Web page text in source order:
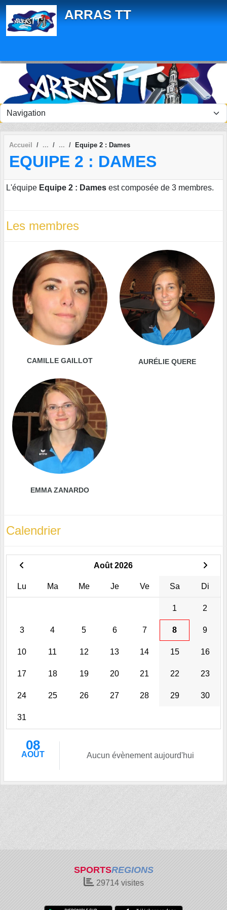
ARRAS TT
Accueil Equipe 2 : Dames
EQUIPE 2 : DAMES
L'équipe Equipe 2 : Dames est composée de 3 membres.
Les membres
CAMILLE GAILLOT AURÉLIE QUERE
EMMA ZANARDO
Calendrier
Août 2026
Lu Ma Me Je Ve Sa Di
1 2
3 4 5 6 7 8 9
10 11 12 13 14 15 16
17 18 19 20 21 22 23
24 25 26 27 28 29 30
31
08
AOÛT Aucun évènement aujourd'hui
SPORTSREGIONS
29714visites
Panneau de gestion des cookies